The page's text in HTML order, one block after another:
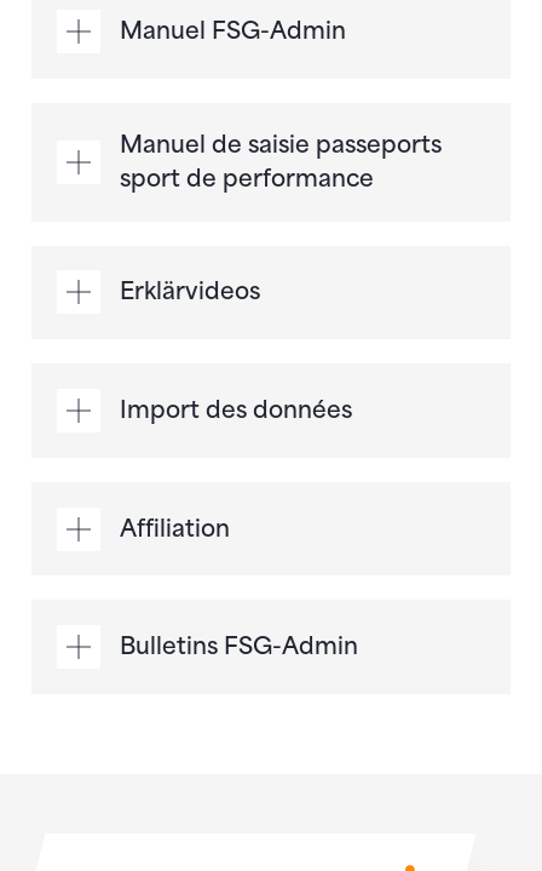
Manuel FSG-Admin
Manuel de saisie passeports
sport de performance
Erklärvideos
Import des données
Affiliation
Bulletins FSG-Admin